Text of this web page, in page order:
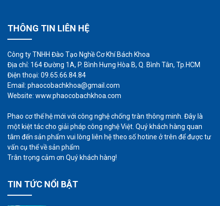
THÔNG TIN LIÊN HỆ
Công ty TNHH Đào Tạo Nghề Cơ Khí Bách Khoa
Địa chỉ: 164 Đường 1A, P. Bình Hưng Hòa B, Q. Bình Tân, Tp.HCM
Điện thoại: 09.65.66.84.84
Email: phaocobachkhoa@gmail.com
Website: www.phaocobachkhoa.com
Phao cơ thế hệ mới với công nghệ chống tràn thông minh. Đây là
một kiệt tác cho giải pháp công nghệ Việt. Quý khách hàng quan
tâm đến sản phẩm vui lòng liên hệ theo số hotine ở trên để được tư
vấn cụ thể về sản phẩm
Trân trọng cảm ơn Quý khách hàng!
TIN TỨC NỔI BẬT